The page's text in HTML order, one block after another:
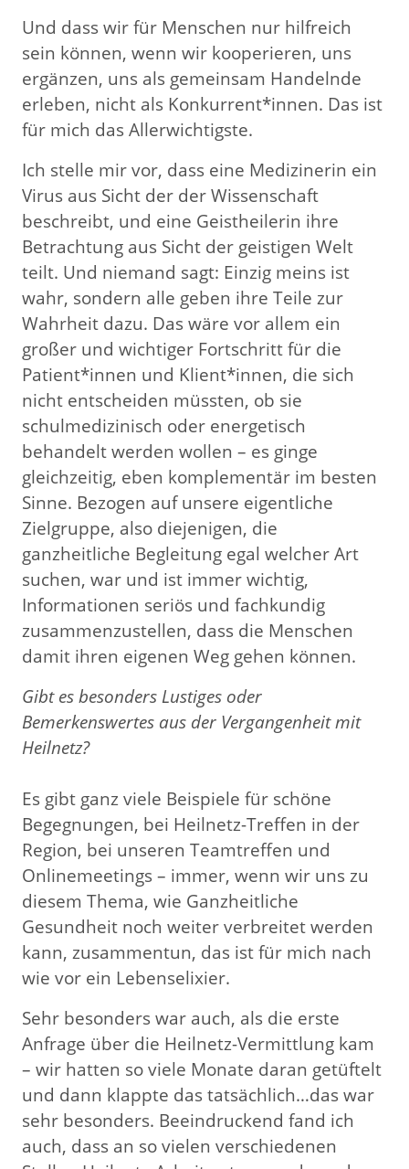
Und dass wir für Menschen nur hilfreich
sein können, wenn wir kooperieren, uns
ergänzen, uns als gemeinsam Handelnde
erleben, nicht als Konkurrent*innen. Das ist
für mich das Allerwichtigste.
Ich stelle mir vor, dass eine Medizinerin ein
Virus aus Sicht der der Wissenschaft
beschreibt, und eine Geistheilerin ihre
Betrachtung aus Sicht der geistigen Welt
teilt. Und niemand sagt: Einzig meins ist
wahr, sondern alle geben ihre Teile zur
Wahrheit dazu. Das wäre vor allem ein
großer und wichtiger Fortschritt für die
Patient*innen und Klient*innen, die sich
nicht entscheiden müssten, ob sie
schulmedizinisch oder energetisch
behandelt werden wollen – es ginge
gleichzeitig, eben komplementär im besten
Sinne. Bezogen auf unsere eigentliche
Zielgruppe, also diejenigen, die
ganzheitliche Begleitung egal welcher Art
suchen, war und ist immer wichtig,
Informationen seriös und fachkundig
zusammenzustellen, dass die Menschen
damit ihren eigenen Weg gehen können.
Gibt es besonders Lustiges oder
Bemerkenswertes aus der Vergangenheit mit
Heilnetz?
Es gibt ganz viele Beispiele für schöne
Begegnungen, bei Heilnetz-Treffen in der
Region, bei unseren Teamtreffen und
Onlinemeetings – immer, wenn wir uns zu
diesem Thema, wie Ganzheitliche
Gesundheit noch weiter verbreitet werden
kann, zusammentun, das ist für mich nach
wie vor ein Lebenselixier.
Sehr besonders war auch, als die erste
Anfrage über die Heilnetz-Vermittlung kam
– wir hatten so viele Monate daran getüftelt
und dann klappte das tatsächlich…das war
sehr besonders. Beeindruckend fand ich
auch, dass an so vielen verschiedenen